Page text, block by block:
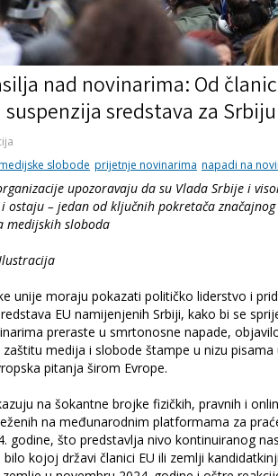
nad novinarima: Od
sredstava za Srbiju
slobode prijetnje novinarima napadi na
upozoravaju da su Vlada Srbije i
ostaju – jedan od ključnih pokretača
medijskih sloboda
unije moraju pokazati političko liderstvo i
EU namijenjenih Srbiji, kako bi se
preraste u smrtonosne napade,
medija i slobode štampe u nizu pisama
pitanja širom Evrope.
na šokantne brojke fizičkih, pravnih i
na međunarodnim platformama za
godine, što predstavlja nivo kontinuiranog
kojoj državi članici EU ili zemlji